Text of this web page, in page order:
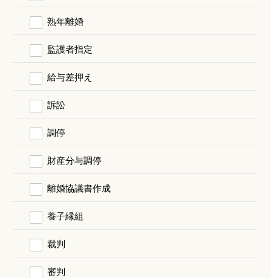
熟年離婚
監護者指定
給与差押え
訴訟
調停
財産分与調停
離婚協議書作成
養子縁組
裁判
審判